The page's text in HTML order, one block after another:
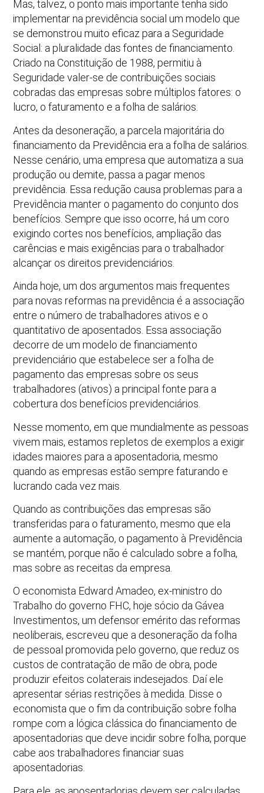
Mas, talvez, o ponto mais importante tenha sido
implementar na previdência social um modelo que
se demonstrou muito eficaz para a Seguridade
Social: a pluralidade das fontes de financiamento.
Criado na Constituição de 1988, permitiu à
Seguridade valer-se de contribuições sociais
cobradas das empresas sobre múltiplos fatores: o
lucro, o faturamento e a folha de salários.
Antes da desoneração, a parcela majoritária do
financiamento da Previdência era a folha de salários.
Nesse cenário, uma empresa que automatiza a sua
produção ou demite, passa a pagar menos
previdência. Essa redução causa problemas para a
Previdência manter o pagamento do conjunto dos
benefícios. Sempre que isso ocorre, há um coro
exigindo cortes nos benefícios, ampliação das
carências e mais exigências para o trabalhador
alcançar os direitos previdenciários.
Ainda hoje, um dos argumentos mais frequentes
para novas reformas na previdência é a associação
entre o número de trabalhadores ativos e o
quantitativo de aposentados. Essa associação
decorre de um modelo de financiamento
previdenciário que estabelece ser a folha de
pagamento das empresas sobre os seus
trabalhadores (ativos) a principal fonte para a
cobertura dos benefícios previdenciários.
Nesse momento, em que mundialmente as pessoas
vivem mais, estamos repletos de exemplos a exigir
idades maiores para a aposentadoria, mesmo
quando as empresas estão sempre faturando e
lucrando cada vez mais.
Quando as contribuições das empresas são
transferidas para o faturamento, mesmo que ela
aumente a automação, o pagamento à Previdência
se mantém, porque não é calculado sobre a folha,
mas sobre as receitas da empresa.
O economista Edward Amadeo, ex-ministro do
Trabalho do governo FHC, hoje sócio da Gávea
Investimentos, um defensor emérito das reformas
neoliberais, escreveu que a desoneração da folha
de pessoal promovida pelo governo, que reduz os
custos de contratação de mão de obra, pode
produzir efeitos colaterais indesejados. Daí ele
apresentar sérias restrições à medida. Disse o
economista que o fim da contribuição sobre folha
rompe com a lógica clássica do financiamento de
aposentadorias que deve incidir sobre folha, porque
cabe aos trabalhadores financiar suas
aposentadorias.